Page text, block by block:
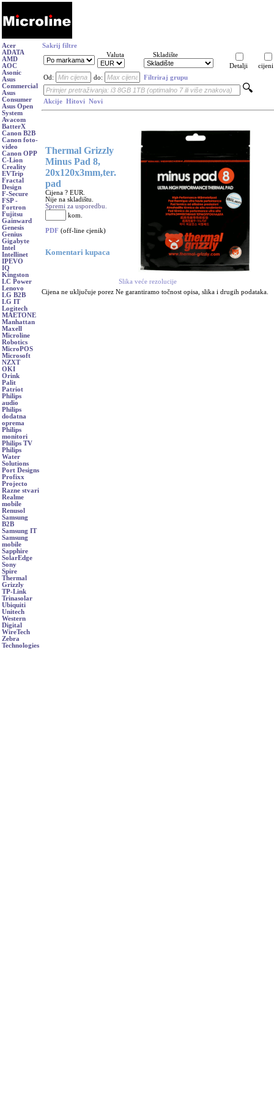
Acer
ADATA
AMD
AOC
Asonic
Asus
Commercial
Asus
Consumer
Asus Open
System
Avacom
BatterX
Canon B2B
Canon foto-
video
Canon OPP
C-Lion
Creality
EVTrip
Fractal
Design
F-Secure
FSP -
Fortron
Fujitsu
Gainward
Genesis
Genius
Gigabyte
Intel
Intellinet
IPEVO
IQ
Kingston
LC Power
Lenovo
LG B2B
LG IT
Logitech
MAETONE
Manhattan
Maxell
Microline
Robotics
MicroPOS
Microsoft
NZXT
OKI
Orink
Palit
Patriot
Philips
audio
Philips
dodatna
oprema
Philips
monitori
Philips TV
Philips
Water
Solutions
Port Designs
Profixx
Projecto
Razne stvari
Realme
mobile
Renusol
Samsung
B2B
Samsung IT
Samsung
mobile
Sapphire
SolarEdge
Sony
Spire
Thermal
Grizzly
TP-Link
Trinasolar
Ubiquiti
Unitech
Western
Digital
WireTech
Zebra
Technologies
Sakrij filtre
Valuta
Skladište
Detalji
cijeni
Od:
do: Filtriraj grupu
Akcije Hitovi Novi
Thermal Grizzly
Minus Pad 8,
20x120x3mm,ter.
pad
Cijena ? EUR.
Nije na skladištu.
Spremi za usporedbu.
kom.
PDF (off-line cjenik)
Komentari kupaca
Slika veće rezolucije
Cijena ne uključuje porez Ne garantiramo točnost opisa, slika i drugih podataka.